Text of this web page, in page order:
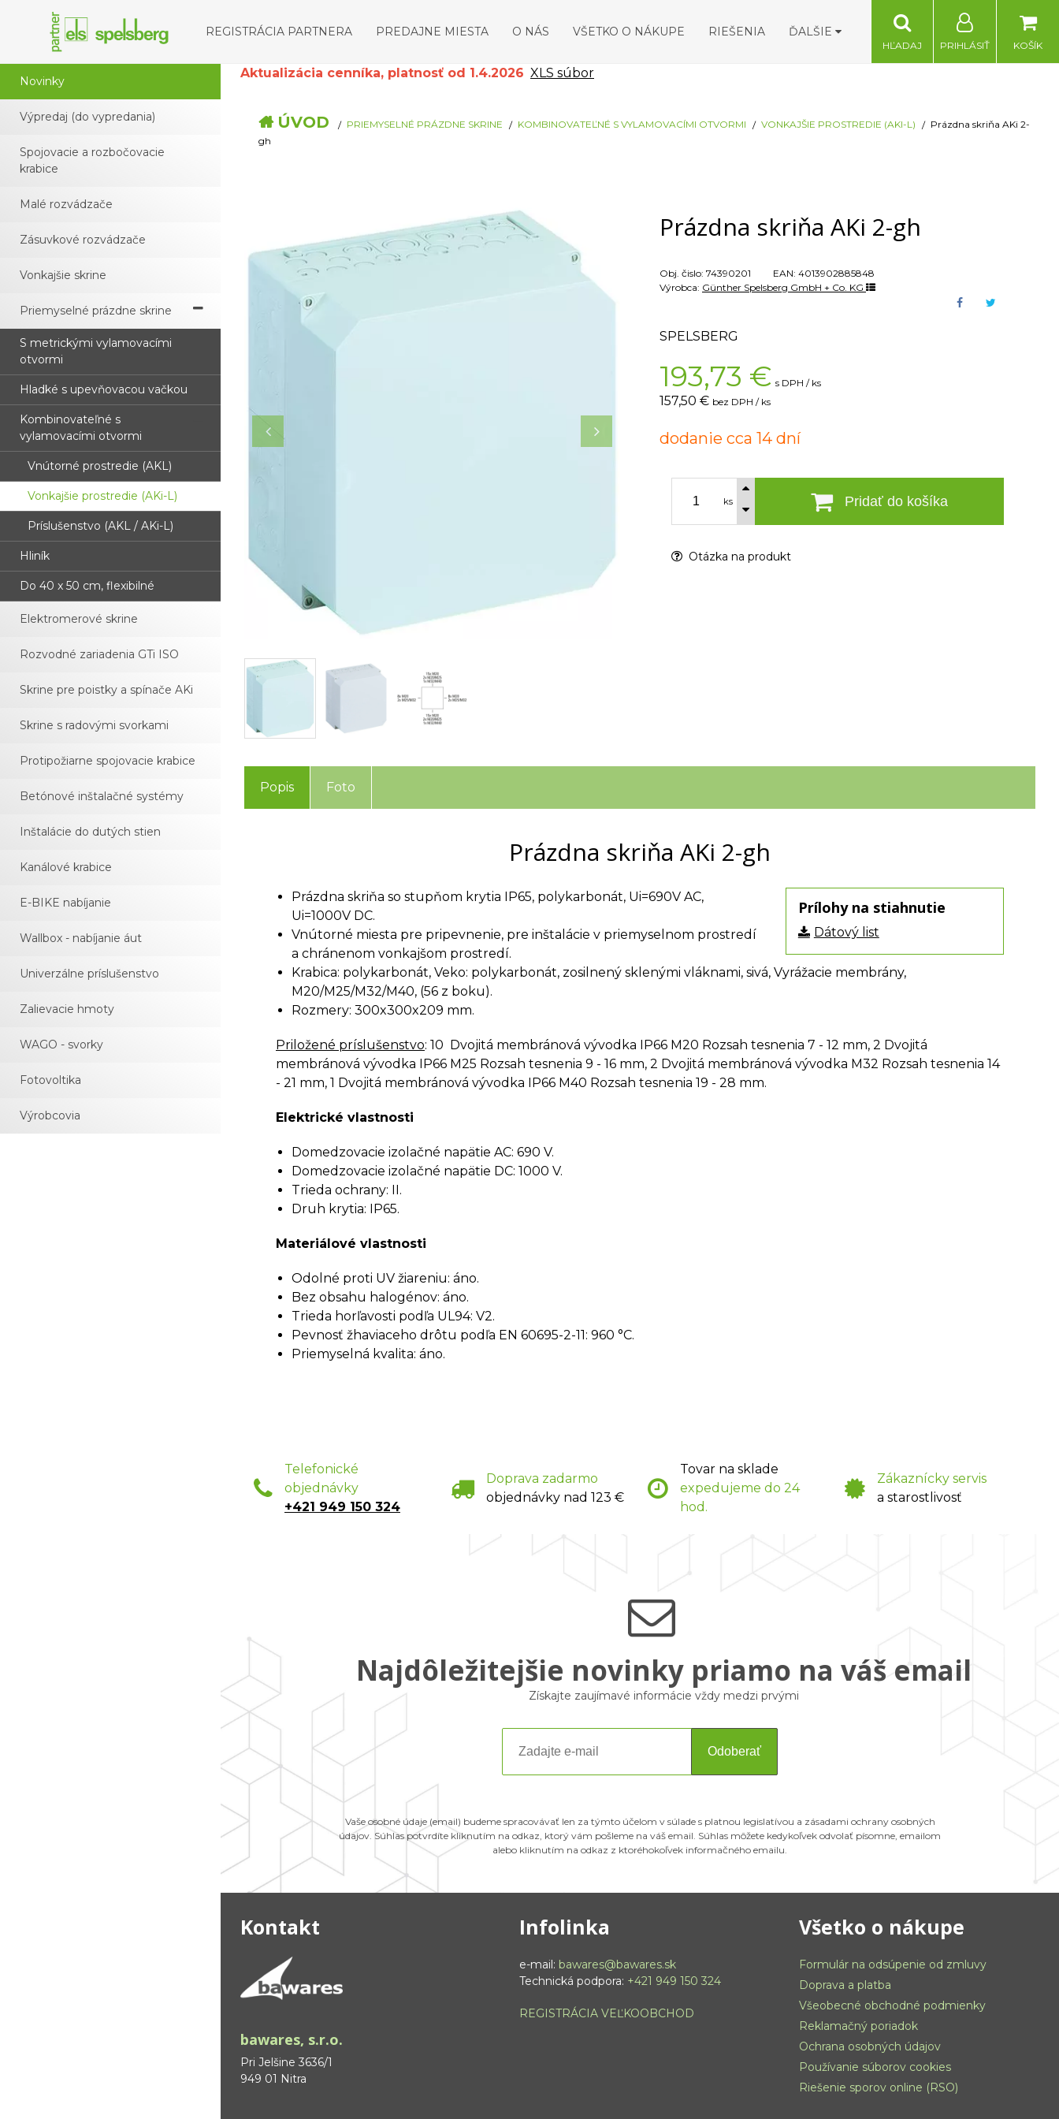
REGISTRÁCIA PARTNERA PREDAJNE MIESTA O NÁS VŠETKO O NÁKUPE RIEŠENIA ĎALŠIE
KOŠÍK
PRIHLÁSIŤ
HĽADAJ
Novinky
Výpredaj (do vypredania)
Spojovacie a rozbočovacie
krabice
Malé rozvádzače
Zásuvkové rozvádzače
Vonkajšie skrine
Priemyselné prázdne skrine
S metrickými vylamovacími
otvormi
Hladké s upevňovacou vačkou
Kombinovateľné s
vylamovacími otvormi
Vnútorné prostredie (AKL)
Vonkajšie prostredie (AKi-L)
Príslušenstvo (AKL / AKi-L)
Hliník
Do 40 x 50 cm, flexibilné
Elektromerové skrine
Rozvodné zariadenia GTi ISO
Skrine pre poistky a spínače AKi
Skrine s radovými svorkami
Protipožiarne spojovacie krabice
Betónové inštalačné systémy
Inštalácie do dutých stien
Kanálové krabice
E-BIKE nabíjanie
Wallbox - nabíjanie áut
Univerzálne príslušenstvo
Zalievacie hmoty
WAGO - svorky
Fotovoltika
Výrobcovia
Aktualizácia cenníka, platnosť od 1.4.2026 XLS súbor
ÚVOD PRIEMYSELNÉ PRÁZDNE SKRINE KOMBINOVATEĽNÉ S VYLAMOVACÍMI OTVORMI VONKAJŠIE PROSTREDIE (AKI-L)
Prázdna skriňa AKi 2-
gh
Prázdna skriňa AKi 2-gh
Obj. čislo: 74390201 EAN: 4013902885848
Výrobca: Günther Spelsberg GmbH + Co. KG
SPELSBERG
193,73 € s DPH / ks
157,50 € bez DPH / ks
dodanie cca 14 dní
ks Pridať do košíka
Otázka na produkt
Popis Foto
Prázdna skriňa AKi 2-gh
Prílohy na stiahnutie
Dátový list
Prázdna skriňa so stupňom krytia IP65, polykarbonát, Ui=690V AC,
Ui=1000V DC.
Vnútorné miesta pre pripevnenie, pre inštalácie v priemyselnom prostredí
a chránenom vonkajšom prostredí.
Krabica: polykarbonát, Veko: polykarbonát, zosilnený sklenými vláknami, sivá, Vyrážacie membrány,
M20/M25/M32/M40, (56 z boku).
Rozmery: 300x300x209 mm.
Priložené príslušenstvo: 10 Dvojitá membránová vývodka IP66 M20 Rozsah tesnenia 7 - 12 mm, 2 Dvojitá
membránová vývodka IP66 M25 Rozsah tesnenia 9 - 16 mm, 2 Dvojitá membránová vývodka M32 Rozsah tesnenia 14
- 21 mm, 1 Dvojitá membránová vývodka IP66 M40 Rozsah tesnenia 19 - 28 mm.
Elektrické vlastnosti
Domedzovacie izolačné napätie AC: 690 V.
Domedzovacie izolačné napätie DC: 1000 V.
Trieda ochrany: II.
Druh krytia: IP65.
Materiálové vlastnosti
Odolné proti UV žiareniu: áno.
Bez obsahu halogénov: áno.
Trieda horľavosti podľa UL94: V2.
Pevnosť žhaviaceho drôtu podľa EN 60695-2-11: 960 °C.
Priemyselná kvalita: áno.
Telefonické
objednávky
+421 949 150 324
Doprava zadarmo
objednávky nad 123 €
Tovar na sklade
expedujeme do 24
hod.
Zákaznícky servis
a starostlivosť
Najdôležitejšie novinky priamo na váš email
Získajte zaujímavé informácie vždy medzi prvými
Odoberať
Vaše osobné údaje (email) budeme spracovávať len za týmto účelom v súlade s platnou legislatívou a zásadami ochrany osobných
údajov. Súhlas potvrdíte kliknutím na odkaz, ktorý vám pošleme na váš email. Súhlas môžete kedykoľvek odvolať písomne, emailom
alebo kliknutím na odkaz z ktoréhokoľvek informačného emailu.
Kontakt
bawares, s.r.o.
Pri Jelšine 3636/1
949 01 Nitra
Infolinka
e-mail: bawares@bawares.sk
Technická podpora: +421 949 150 324
REGISTRÁCIA VEĽKOOBCHOD
Všetko o nákupe
Formulár na odsúpenie od zmluvy
Doprava a platba
Všeobecné obchodné podmienky
Reklamačný poriadok
Ochrana osobných údajov
Používanie súborov cookies
Riešenie sporov online (RSO)